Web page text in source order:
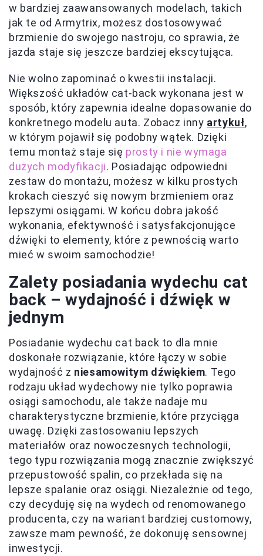
w bardziej zaawansowanych modelach, takich
jak te od Armytrix, możesz dostosowywać
brzmienie do swojego nastroju, co sprawia, że
jazda staje się jeszcze bardziej ekscytująca.
Nie wolno zapominać o kwestii instalacji.
Większość układów cat-back wykonana jest w
sposób, który zapewnia idealne dopasowanie do
konkretnego modelu auta. Zobacz inny artykuł,
w którym pojawił się podobny wątek. Dzięki
temu montaż staje się prosty i nie wymaga
dużych modyfikacji. Posiadając odpowiedni
zestaw do montażu, możesz w kilku prostych
krokach cieszyć się nowym brzmieniem oraz
lepszymi osiągami. W końcu dobra jakość
wykonania, efektywność i satysfakcjonujące
dźwięki to elementy, które z pewnością warto
mieć w swoim samochodzie!
Zalety posiadania wydechu cat
back – wydajność i dźwięk w
jednym
Posiadanie wydechu cat back to dla mnie
doskonałe rozwiązanie, które łączy w sobie
wydajność z niesamowitym dźwiękiem. Tego
rodzaju układ wydechowy nie tylko poprawia
osiągi samochodu, ale także nadaje mu
charakterystyczne brzmienie, które przyciąga
uwagę. Dzięki zastosowaniu lepszych
materiałów oraz nowoczesnych technologii,
tego typu rozwiązania mogą znacznie zwiększyć
przepustowość spalin, co przekłada się na
lepsze spalanie oraz osiągi. Niezależnie od tego,
czy decyduję się na wydech od renomowanego
producenta, czy na wariant bardziej customowy,
zawsze mam pewność, że dokonuję sensownej
inwestycji.